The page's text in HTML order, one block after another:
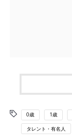
0歳 1歳
タレント・有名人